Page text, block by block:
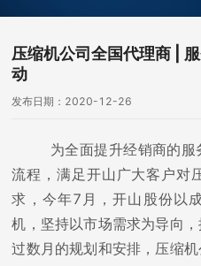
压缩机公司全国代理商 |
动
发布日期：2020-12-26
为全面提升经销商的服
流程，满足开山广大客户对
求，今年7月，开山股份以
机，坚持以市场需求为导向
过数月的规划和安排，压缩